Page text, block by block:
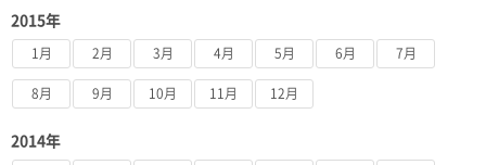
2015年
1月 2月 3月 4月 5月 6月 7月
8月 9月 10月 11月 12月
2014年